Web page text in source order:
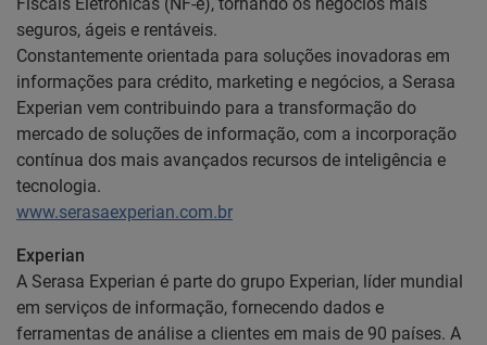
seguros, ágeis e rentáveis.
Constantemente orientada para soluções inovadoras em
informações para crédito, marketing e negócios, a Serasa
Experian vem contribuindo para a transformação do
mercado de soluções de informação, com a incorporação
contínua dos mais avançados recursos de inteligência e
tecnologia.
www.serasaexperian.com.br
Experian
A Serasa Experian é parte do grupo Experian, líder mundial
em serviços de informação, fornecendo dados e
ferramentas de análise a clientes em mais de 90 países. A